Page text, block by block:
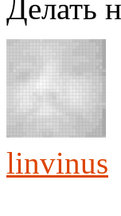
Делать
linvinus